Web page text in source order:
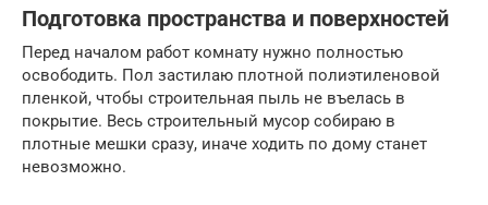
Подготовка пространства и поверхностей
Перед началом работ комнату нужно полностью
освободить. Пол застилаю плотной полиэтиленовой
пленкой, чтобы строительная пыль не въелась в
покрытие. Весь строительный мусор собираю в
плотные мешки сразу, иначе ходить по дому станет
невозможно.